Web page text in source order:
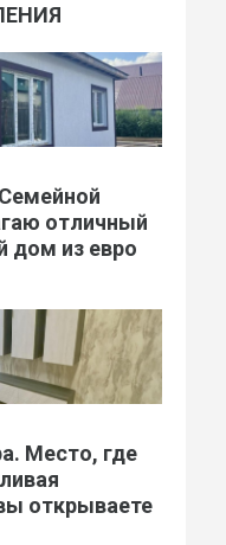
отличный
дом из евро
Место, где
открываете